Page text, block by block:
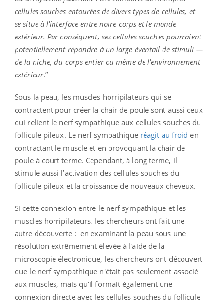
cellules souches entourées de divers types de cellules, et
se situe à l'interface entre notre corps et le monde
extérieur. Par conséquent, ses cellules souches pourraient
potentiellement répondre à un large éventail de stimuli —
de la niche, du corps entier ou même de l'environnement
extérieur.”
Sous la peau, les muscles horripilateurs qui se
contractent pour créer la chair de poule sont aussi ceux
qui relient le nerf sympathique aux cellules souches du
follicule pileux. Le nerf sympathique réagit au froid en
contractant le muscle et en provoquant la chair de
poule à court terme. Cependant, à long terme, il
stimule aussi l’activation des cellules souches du
follicule pileux et la croissance de nouveaux cheveux.
Si cette connexion entre le nerf sympathique et les
muscles horripilateurs, les chercheurs ont fait une
autre découverte : en examinant la peau sous une
résolution extrêmement élevée à l'aide de la
microscopie électronique, les chercheurs ont découvert
que le nerf sympathique n'était pas seulement associé
aux muscles, mais qu'il formait également une
connexion directe avec les cellules souches du follicule